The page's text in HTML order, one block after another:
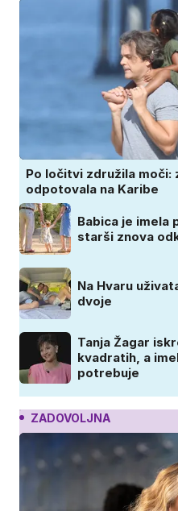
Po ločitvi združila moči:
odpotovala na Karibe
Babica je imela
starši znova
Na Hvaru
dvoje
Tanja Žagar
kvadratih, a
potrebuje
ZADOVOLJNA